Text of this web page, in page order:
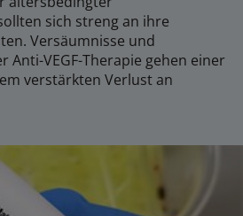
sich streng an ihre
Versäumnisse und
Anti-VEGF-Therapie gehen einer
verstärkten Verlust an